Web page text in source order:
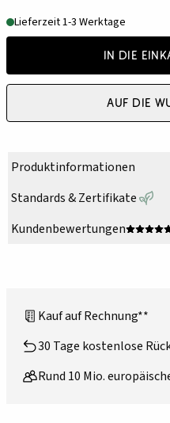
Lieferzeit 1-3 Werktage
In die
Auf die
Produktinformationen
Standards & Zertifikate
Kundenbewertungen
Kauf auf Rechnung**
30 Tage kostenlose
Rund 10 Mio.